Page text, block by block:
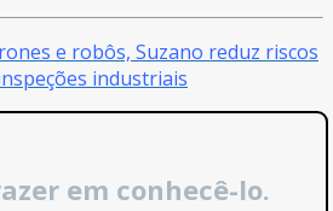
e robôs, Suzano reduz riscos
industriais
em conhecê-lo.